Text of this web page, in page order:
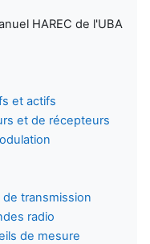
HAREC de l'UBA
et actifs
et de récepteurs
transmission
radio
de mesure